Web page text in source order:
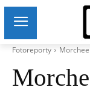
Fotoreporty